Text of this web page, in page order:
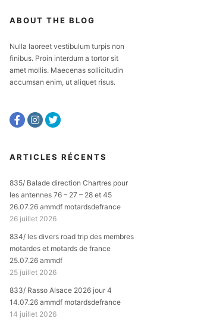
ABOUT THE BLOG
Nulla laoreet vestibulum turpis non
finibus. Proin interdum a tortor sit
amet mollis. Maecenas sollicitudin
accumsan enim, ut aliquet risus.
ARTICLES RÉCENTS
835/ Balade direction Chartres pour
les antennes 76 – 27 – 28 et 45
26.07.26 ammdf motardsdefrance
26 juillet 2026
834/ les divers road trip des membres
motardes et motards de france
25.07.26 ammdf
25 juillet 2026
833/ Rasso Alsace 2026 jour 4
14.07.26 ammdf motardsdefrance
14 juillet 2026